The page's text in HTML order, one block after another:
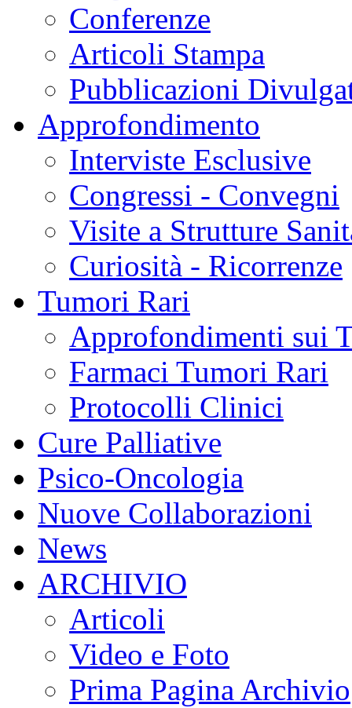
Conferenze
Articoli Stampa
Pubblicazioni
Approfondimento
Interviste Esclusive
Congressi - Convegni
Visite a Strutture
Curiosità - Ricorrenze
Tumori Rari
Approfondimenti sui
Farmaci Tumori Rari
Protocolli Clinici
Cure Palliative
Psico-Oncologia
Nuove Collaborazioni
News
ARCHIVIO
Articoli
Video e Foto
Prima Pagina Archivio